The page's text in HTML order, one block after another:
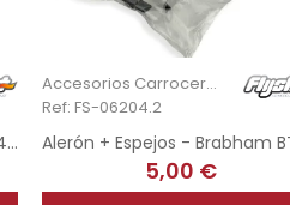
Alerón + Espejos - Brabham BT44 1974 - J. Watson
Accesorios Carrocería
Ref: FS-06204.2
5,00 €